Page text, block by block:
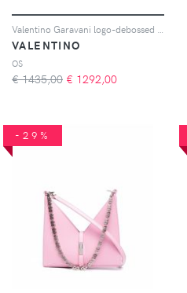
VALENTINO
OS
€ 1435,00 € 1292,00
-29%